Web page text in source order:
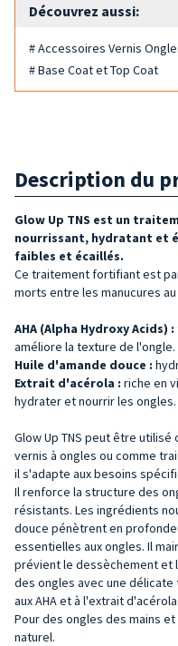
Découvrez aussi:
# Accessoires Vernis
# Base Coat et Top Coat
Description du
Glow Up TNS est un
nourrissant, hydratant et
faibles et écaillés.
Ce traitement fortifiant est
morts entre les manucures
AHA (Alpha Hydroxy Acids) :
améliore la texture de l'ongle.
Huile d'amande douce :
Extrait d'acérola : riche en
hydrater et nourrir les ongles.
Glow Up TNS peut être
vernis à ongles ou comme
il s'adapte aux besoins
Il renforce la structure des
résistants. Les ingrédients
douce pénètrent en
essentielles aux ongles. Il
prévient le dessèchement et
des ongles avec une
aux AHA et à l'extrait d'acérola.
Pour des ongles des mains
naturel.